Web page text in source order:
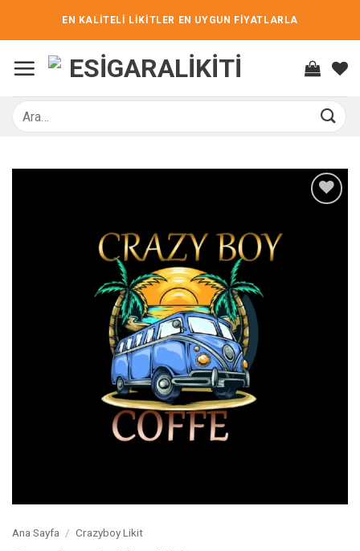
EN KALİTELİ LİKİTLER EN UYGUN FİYATLARLA
Ara:
Ana Sayfa / Crazyboy Likit